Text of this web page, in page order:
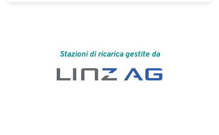
Stazioni di ricarica gestite da